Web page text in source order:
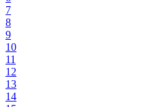
7
8
9
10
11
12
13
14